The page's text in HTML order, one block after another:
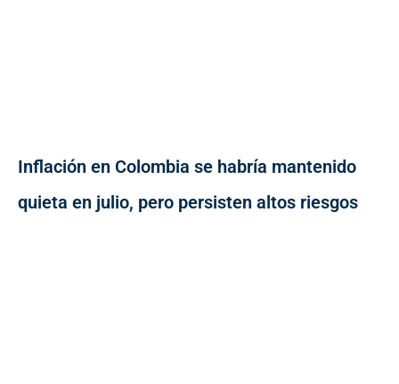
Inflación en Colombia se habría mantenido
quieta en julio, pero persisten altos riesgos